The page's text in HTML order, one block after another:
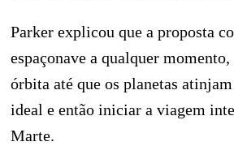
Parker explicou que a proposta
espaçonave a qualquer
órbita até que os planetas
ideal e então iniciar a viagem
Marte.